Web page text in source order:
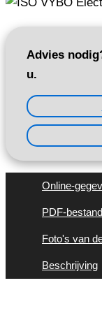
Advies
u.
Online-
PDF-
Foto's van
Beschrijving